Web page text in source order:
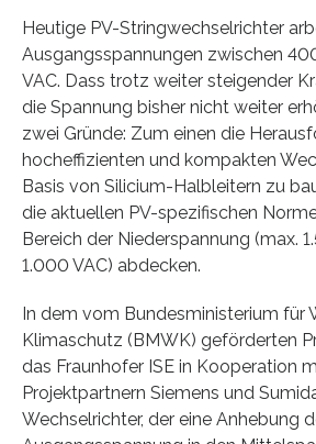
Heutige PV-Stringwechselrichter
Ausgangsspannungen zwischen
VAC. Dass trotz weiter steigender
die Spannung bisher nicht weiter
zwei Gründe: Zum einen die
hocheffizienten und kompakten
Basis von Silicium-Halbleitern zu
die aktuellen PV-spezifischen
Bereich der Niederspannung (max.
1.000 VAC) abdecken.
In dem vom Bundesministerium für
Klimaschutz (BMWK) geförderten
das Fraunhofer ISE in Kooperation
Projektpartnern Siemens und
Wechselrichter, der eine Anhebung